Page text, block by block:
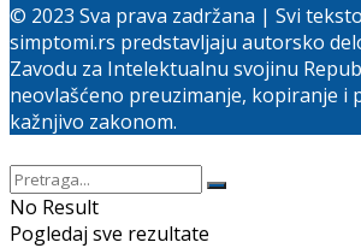
© 2023 Sva prava zadržana | Svi
simptomi.rs predstavljaju autorsko
Zavodu za Intelektualnu svojinu
neovlašćeno preuzimanje, kopiranje i
kažnjivo zakonom.
No Result
Pogledaj sve rezultate